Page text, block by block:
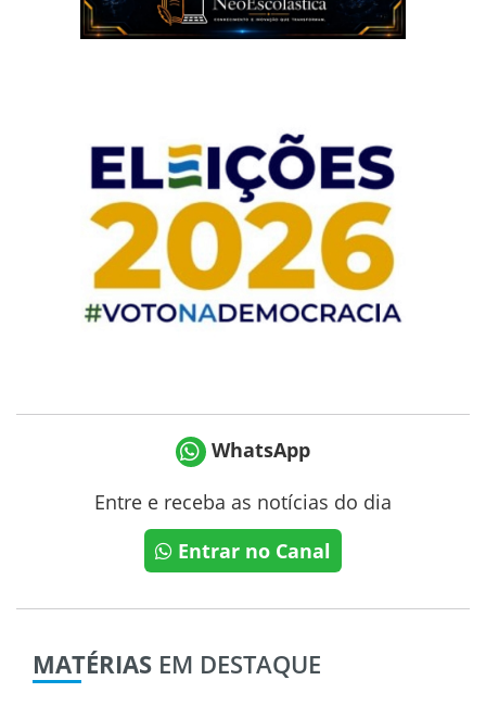
WhatsApp
Entre e receba as notícias do dia
Entrar no Canal
MATÉRIAS EM DESTAQUE